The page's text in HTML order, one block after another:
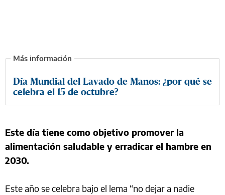
Día Mundial del Lavado de Manos: ¿por qué se
celebra el 15 de octubre?
Este día tiene como objetivo promover la
alimentación saludable y erradicar el hambre en
2030.
Este año se celebra bajo el lema “no dejar a nadie